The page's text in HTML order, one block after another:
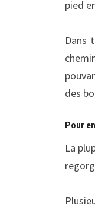
pied
Dans
des
Pour
La